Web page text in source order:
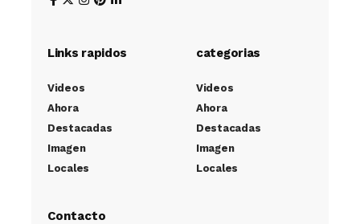
Links rapidos
Videos
Ahora
Destacadas
Imagen
Locales
categorias
Videos
Ahora
Destacadas
Imagen
Locales
Contacto